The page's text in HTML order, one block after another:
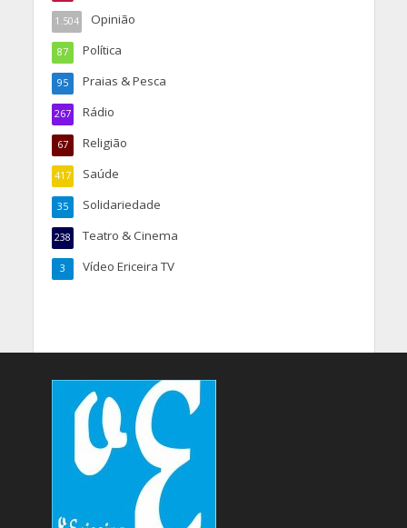
Opinião
1.504
Política
87
Praias & Pesca
95
Rádio
267
Religião
67
Saúde
417
Solidariedade
35
Teatro & Cinema
238
Vídeo Ericeira TV
3